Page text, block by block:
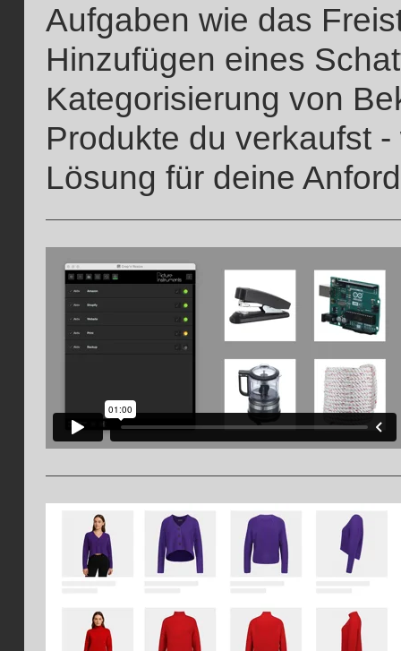
Aufgaben wie das
Hinzufügen eines
Kategorisierung von
Produkte du verkaufst
Lösung für deine